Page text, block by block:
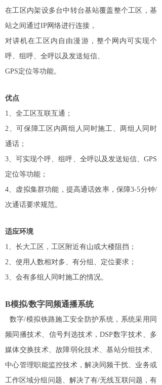
在工区内架设多台中转台基站覆盖整个工区，基
站之间通过IP网络进行连接，
对讲机在工区内自由漫游，整个网内可实现个
呼、组呼、全呼以及发送短信、
GPS定位等功能。
优点
1、全工区互联互通；
2、可保障工区内两组人同时施工、两组人同时
通话；
3、可实现个呼、组呼、全呼以及发送短信、 GPS
定位等功能；
4、虚拟集群功能，提高通话效率，保障3-5分钟/
次通话要求规范。
适应环境
1、长大工区，工区附近有山或大楼阻挡；
2、使用人数相对多、有分组、定位要求；
3、会有多组人同时施工的情况。
B模拟/数字同频通播系统
数字/模拟铁路施工安全防护系统，系统采用同
频同播技术、信号判选技术，DSP数字技术、多
媒体交换技术、故障弱化技术、基站分组技术、
中心管理职能监控技术，解决同频干扰、业务或
工作区域分组问题、解决了有/无线互联问题，有